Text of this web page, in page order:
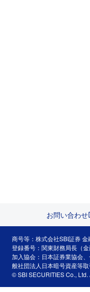
お問い合わせ
商号等：株式会社SBI証券
登録番号：関東財務局長（
加入協会：日本証券業協会
般社団法人日本暗号資産等
© SBI SECURITIES Co.,